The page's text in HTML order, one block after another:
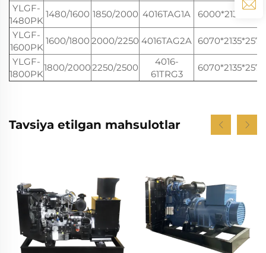
YLGF-
1480PK
1480/1600 1850/2000 4016TAG1A
6000*2135*2575
YLGF-
1600PK
1600/1800 2000/2250 4016TAG2A 6070*2135*2575
YLGF-
1800PK
1800/20002250/2500
4016-
61TRG3
6070*2135*2575
Tavsiya etilgan mahsulotlar